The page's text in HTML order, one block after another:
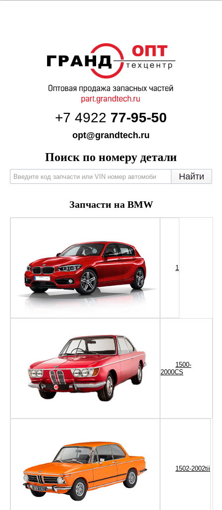
+7 4922 77-95-50
opt@grandtech.ru
Поиск по номеру детали
Запчасти на BMW
1
1500-
2000CS
1502-2002tii